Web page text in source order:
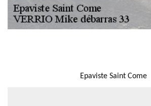
Epaviste Saint Come